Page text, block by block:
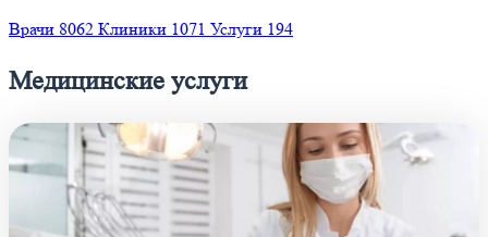
Врачи 8062 Клиники 1071 Услуги 194
Медицинские услуги